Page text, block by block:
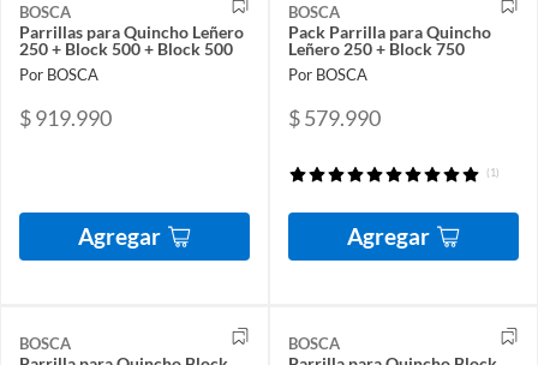
BOSCA
Parrillas para Quincho Leñero
250 + Block 500 + Block 500
Por BOSCA
$ 919.990
Agregar
BOSCA
Pack Parrilla para Quincho
Leñero 250 + Block 750
Por BOSCA
$ 579.990
(1)
Agregar
BOSCA BOSCA